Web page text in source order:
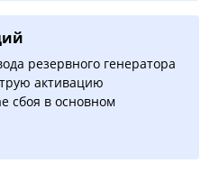
резервного генератора
активацию
сбоя в основном